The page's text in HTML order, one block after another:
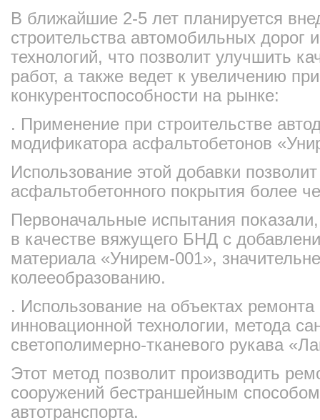
В ближайшие 2-5 лет планируется
строительства автомобильных дорог
технологий, что позволит улучшить
работ, а также ведет к увеличению
конкурентоспособности на рынке:
. Применение при строительстве
модификатора асфальтобетонов
Использование этой добавки
асфальтобетонного покрытия более
Первоначальные испытания
в качестве вяжущего БНД с
материала «Унирем-001»,
колееобразованию.
. Использование на объектах
инновационной технологии, метода
светополимерно-тканевого рукава
Этот метод позволит производить
сооружений бестраншейным
автотранспорта.